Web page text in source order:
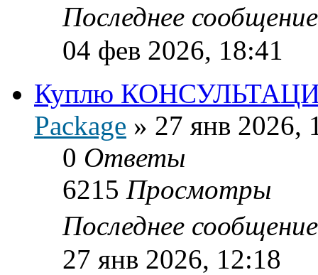
Последнее
04 фев 2026, 18:41
Куплю
Package » 27 янв 2026,
0 Ответы
6215 Просмотры
Последнее
27 янв 2026, 12:18